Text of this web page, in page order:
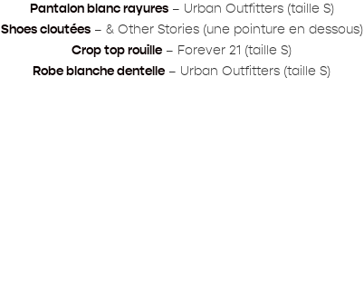
Pantalon blanc rayures– Urban Outfitters (taille S)
Shoes cloutées– & Other Stories (une pointure en dessous)
Crop top rouille – Forever 21 (taille S)
Robe blanche dentelle – Urban Outfitters (taille S)